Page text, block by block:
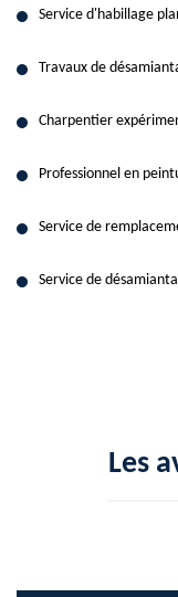
Service d'habillage
Travaux de
Charpentier
Professionnel en
Service de
Service de
Les